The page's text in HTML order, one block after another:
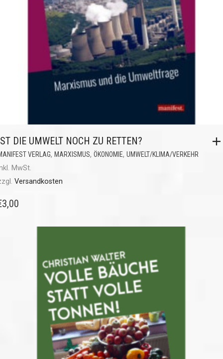
DIE UMWELT NOCH ZU RETTEN?
VERLAG, MARXISMUS, ÖKONOMIE, UMWELT/KLIMA/VERKEHR
MwSt.
Versandkosten
3,00